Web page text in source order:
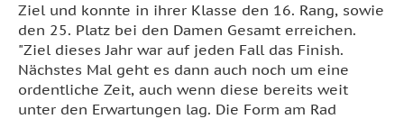
Ziel und konnte in ihrer Klasse den 16. Rang, sowie
den 25. Platz bei den Damen Gesamt erreichen.
"Ziel dieses Jahr war auf jeden Fall das Finish.
Nächstes Mal geht es dann auch noch um eine
ordentliche Zeit, auch wenn diese bereits weit
unter den Erwartungen lag. Die Form am Rad